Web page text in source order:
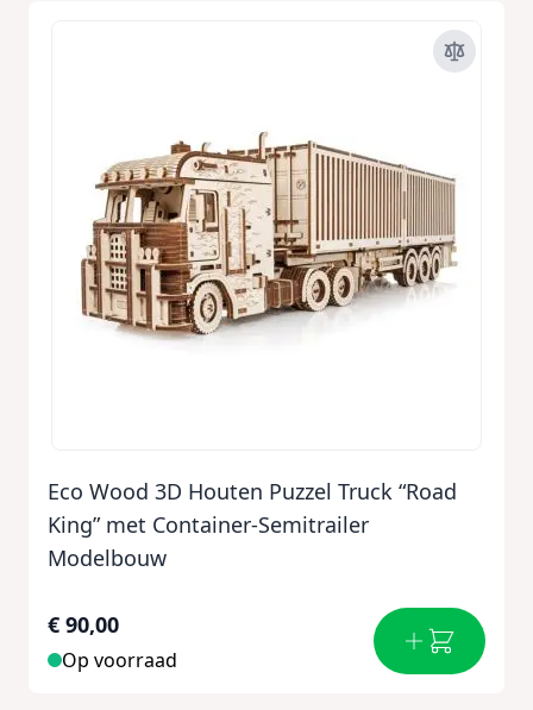
Eco Wood 3D Houten Puzzel Truck “Road
King” met Container-Semitrailer
Modelbouw
€ 90,00
Op voorraad